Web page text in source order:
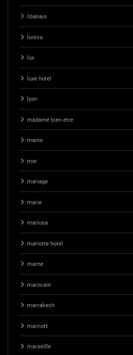
libanais
loisirs
lux
luxe hotel
lyon
madame bien etre
mains
mar
mariage
marie
mariosa
mariotte hotel
marne
marocain
marrakech
marriott
marseille